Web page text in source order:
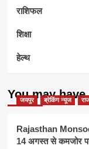
राशिफल
शिक्षा
हेल्थ
You may have
जयपुर ब्रेकिंग न्यूज
Rajasthan
14 अगस्त से कमजोर